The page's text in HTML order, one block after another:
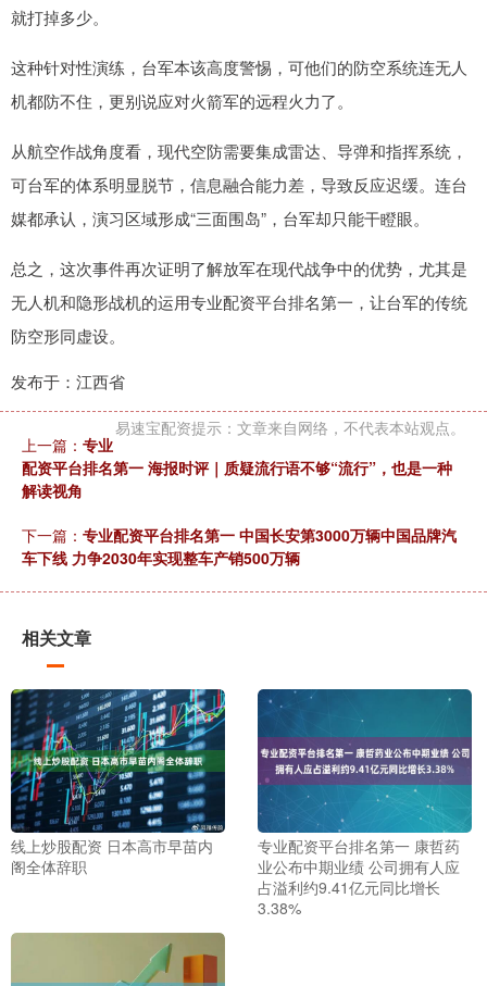
就打掉多少。
这种针对性演练，台军本该高度警惕，可他们的防空系统连无人
机都防不住，更别说应对火箭军的远程火力了。
从航空作战角度看，现代空防需要集成雷达、导弹和指挥系统，
可台军的体系明显脱节，信息融合能力差，导致反应迟缓。连台
媒都承认，演习区域形成“三面围岛”，台军却只能干瞪眼。
总之，这次事件再次证明了解放军在现代战争中的优势，尤其是
无人机和隐形战机的运用专业配资平台排名第一，让台军的传统
防空形同虚设。
发布于：江西省
易速宝配资提示：文章来自网络，不代表本站观点。
上一篇： 专业
配资平台排名第一 海报时评｜质疑流行语不够“流行”，也是一种
解读视角
下一篇： 专业配资平台排名第一 中国长安第3000万辆中国品牌汽
车下线 力争2030年实现整车产销500万辆
相关文章
线上炒股配资 日本高市早苗内
阁全体辞职
专业配资平台排名第一 康哲药
业公布中期业绩 公司拥有人应
占溢利约9.41亿元同比增长
3.38%